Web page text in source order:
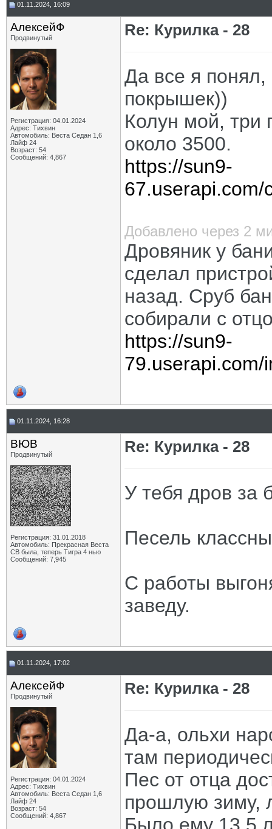
01.11.2024, 16:09
АлексейФ
Продвинутый
Регистрация: 04.01.2024
Адрес: Тихвин
Автомобиль: Веста Седан 1,6
Лайф 24
Возраст: 54
Сообщений: 4,867
Re: Курилка - 28
Да все я понял,
покрышек))
Колун мой, три
около 3500.
https://sun9-
67.userapi.com/
Добавлено через 2
Дровяник у
сделал
назад. Сруб
собирали с
https://sun9-
79.userapi.com/
01.11.2024, 16:28
ВЮВ
Продвинутый
Регистрация: 31.01.2018
Автомобиль: Прекрасная Веста
СВ была, теперь Тигра 4 нью
Сообщений: 7,945
Re: Курилка - 28
У тебя дров за
Песель
С работы
заведу.
01.11.2024, 17:02
АлексейФ
Продвинутый
Регистрация: 04.01.2024
Адрес: Тихвин
Автомобиль: Веста Седан 1,6
Лайф 24
Возраст: 54
Сообщений: 4,867
Re: Курилка - 28
Да-а, ольхи
там
Пес от отца
прошлую зиму,